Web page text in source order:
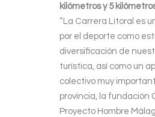
kilómetros y 5
“La Carrera Litoral es
por el deporte como
diversificación de
turística, así como un
colectivo muy
provincia, la fundación
Proyecto Hombre